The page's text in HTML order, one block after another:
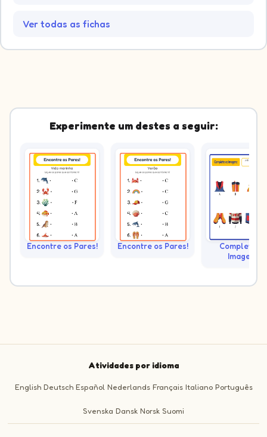
Ver todas as fichas
Experimente um destes a seguir:
Encontre os Pares! Encontre os Pares!
Complete as
Imagens
Atividades por idioma
English Deutsch Español Nederlands Français Italiano Português
Svenska Dansk Norsk Suomi